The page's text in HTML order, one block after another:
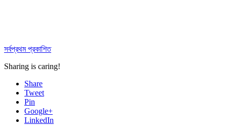
সর্বপ্রথম প্রকাশিত
Sharing is caring!
Share
Tweet
Pin
Google+
LinkedIn